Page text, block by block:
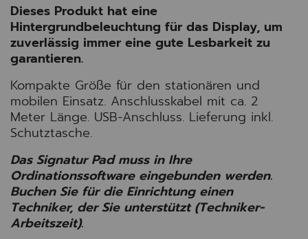
Dieses Produkt hat eine
Hintergrundbeleuchtung für das Display, um
zuverlässig immer eine gute Lesbarkeit zu
garantieren.
Kompakte Größe für den stationären und
mobilen Einsatz. Anschlusskabel mit ca. 2
Meter Länge. USB-Anschluss. Lieferung inkl.
Schutztasche.
Das Signatur Pad muss in Ihre
Ordinationssoftware eingebunden werden.
Buchen Sie für die Einrichtung einen
Techniker, der Sie unterstützt (Techniker-
Arbeitszeit).